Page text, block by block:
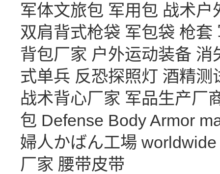
军体文旅包 军用包 战术户
双肩背式枪袋 军包袋 枪套
背包厂家 户外运动装备 消
式单兵 反恐探照灯 酒精测
战术背心厂家 军品生产厂
包 Defense Body Armor
婦人かばん工場 worldwide
厂家 腰带皮带